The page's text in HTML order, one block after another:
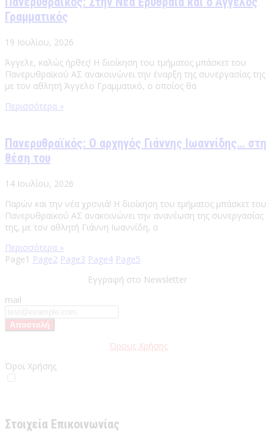
Γραμματικός
19 Ιουλίου, 2026
Άγγελε, καλώς ήρθες! Η διοίκηση του τμήματος μπάσκετ του
Πανερυθραϊκού ΑΣ ανακοινώνει την έναρξη της συνεργασίας της
με τον αθλητή Άγγελο Γραμματικό, ο οποίος θα
Περισσότερα »
Πανερυθραϊκός: Ο αρχηγός Γιάννης Ιωαννίδης… στη
θέση του
14 Ιουλίου, 2026
Παρών και την νέα χρονιά! Η διοίκηση του τμήματος μπάσκετ του
Πανερυθραϊκού ΑΣ ανακοινώνει την ανανέωση της συνεργασίας
της, με τον αθλητή Γιάννη Ιωαννίδη, ο
Περισσότερα »
Page1 Page2 Page3 Page4 Page5
Εγγραφή στο Newsletter
mail
Όρους Χρήσης
Όροι Χρήσης
Στοιχεία Επικοινωνίας